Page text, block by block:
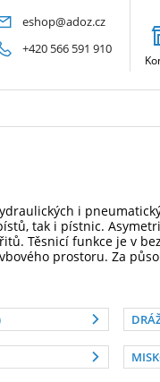
eshop@adoz.cz
+420 566 591 910
i
tak i pístnic.
Těsnicí funkce je v
prostoru. Za